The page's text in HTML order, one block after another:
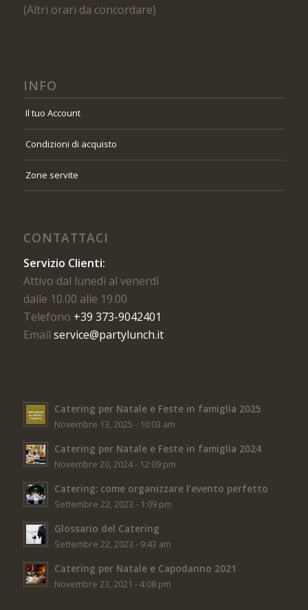
(Altri orari da concordare)
INFO
Il tuo Account
Condizioni di acquisto
Zone servite
CONTATTACI
Servizio Clienti:
Attivo dal lunedì al venerdì
dalle 10.00 alle 19.00
Telefono +39 373-9042401
Email service@partylunch.it
Catering per Natale e Feste in famiglia 2025
Novembre 13, 2025 - 10:03 am
Catering per Natale e Feste in famiglia 2024
Novembre 20, 2024 - 12:09 pm
Catering: come organizzare l’evento perfetto
Settembre 22, 2023 - 1:09 pm
Glossario del Catering
Settembre 22, 2023 - 9:43 am
Catering per Natale e Capodanno 2021
Novembre 23, 2021 - 4:08 pm